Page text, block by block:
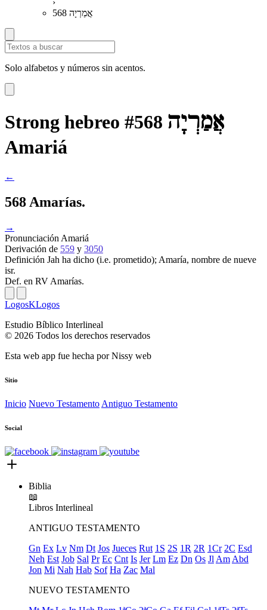
›
568 אֲמַרְיָה
Solo alfabetos y números sin acentos.
Strong hebreo #568 אֲמַרְיָה
Amariá
←
568 Amarías.
→
Pronunciación Amariá
Derivación de 559 y 3050
Definición Jah ha dicho (i.e. prometido); Amaría, nombre de nueve
isr.
Def. en RV Amarías.
LogosKLogos
Estudio Bíblico Interlineal
© 2026 Todos los derechos reservados
Esta web app fue hecha porNissy web
Sitio
Inicio Nuevo Testamento Antiguo Testamento
Social
Biblia
📖
Libros Interlineal
ANTIGUO TESTAMENTO
Gn Ex Lv Nm Dt Jos Jueces Rut 1S 2S 1R 2R 1Cr 2C Esd
Neh Est Job Sal Pr Ec Cnt Is Jer Lm Ez Dn Os Jl Am Abd
Jon Mi Nah Hab Sof Ha Zac Mal
NUEVO TESTAMENTO